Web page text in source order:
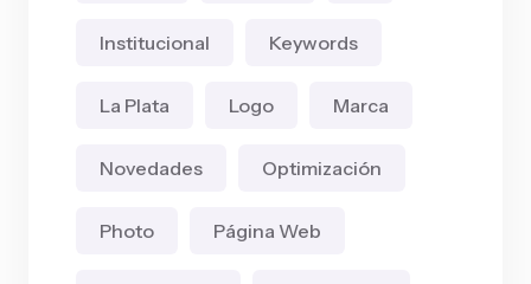
Institucional Keywords
La Plata Logo Marca
Novedades Optimización
Photo Página Web